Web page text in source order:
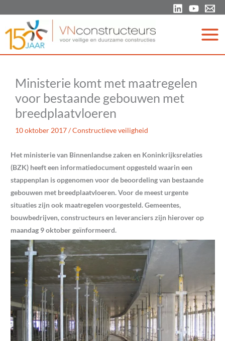
de
inhoud
Ministerie komt met maatregelen
voor bestaande gebouwen met
breedplaatvloeren
10 oktober 2017/Constructieve veiligheid
Het ministerie van Binnenlandse zaken en Koninkrijksrelaties
(BZK) heeft een informatiedocument opgesteld waarin een
stappenplan is opgenomen voor de beoordeling van bestaande
gebouwen met breedplaatvloeren. Voor de meest urgente
situaties zijn ook maatregelen voorgesteld. Gemeentes,
bouwbedrijven, constructeurs en leveranciers zijn hierover op
maandag 9 oktober geïnformeerd.